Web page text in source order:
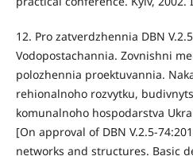
12. Pro zatverdzhennia DBN
Vodopostachannia. Zovnishni
polozhennia proektuvannia.
rehionalnoho rozvytku,
komunalnoho hospodarstva
[On approval of DBN V.2.5-
networks and structures. Basic